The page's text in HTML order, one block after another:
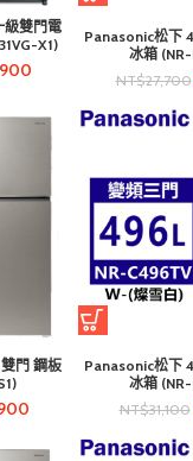
級雙門電
X1)
Panasonic松下
冰箱
NT$27,700
門 鋼板
Panasonic松下
冰箱
NT$31,100